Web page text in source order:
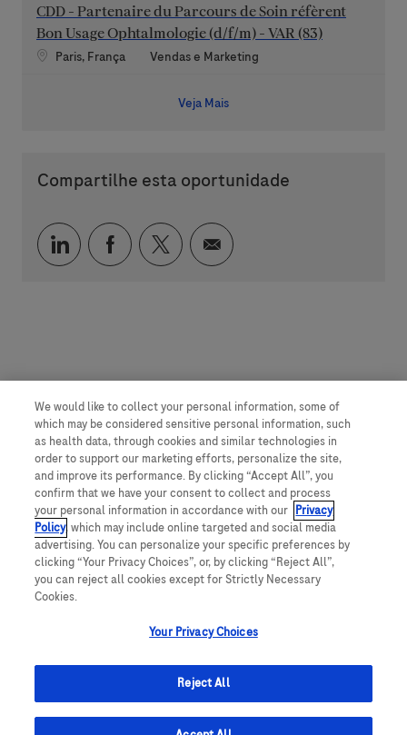
CDD - Partenaire du Parcours de Soin réfèrent
Bon Usage Ophtalmologie (d/f/m) - VAR (83)
Localização
Paris, França Categoria
Vendas e Marketing
Veja Mais
Compartilhe esta oportunidade
Compartilhar via LinkedIn
Compartilhar via Facebook
Compartilhar via twitter
Compartilhar via e-
We would like to collect your personal information, some of
which may be considered sensitive personal information, such
as health data, through cookies and similar technologies in
order to support our marketing efforts, personalize the site,
and improve its performance. By clicking “Accept All”, you
confirm that we have your consent to collect and process
your personal information in accordance with our Privacy
Policy, which may include online targeted and social media
advertising. You can personalize your specific preferences by
clicking “Your Privacy Choices”, or, by clicking “Reject All”,
you can reject all cookies except for Strictly Necessary
Cookies.
Your Privacy Choices
Reject All